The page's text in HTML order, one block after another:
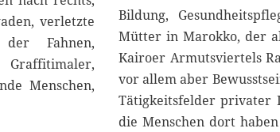
verletzte
Fahnen,
Menschen,
Bildung,
Mütter in Marokko, der
Kairoer Armutsviertels
vor allem aber
Tätigkeitsfelder privater
die Menschen dort